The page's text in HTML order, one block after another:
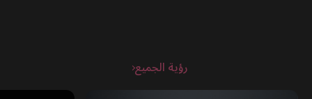
رؤية الجميع